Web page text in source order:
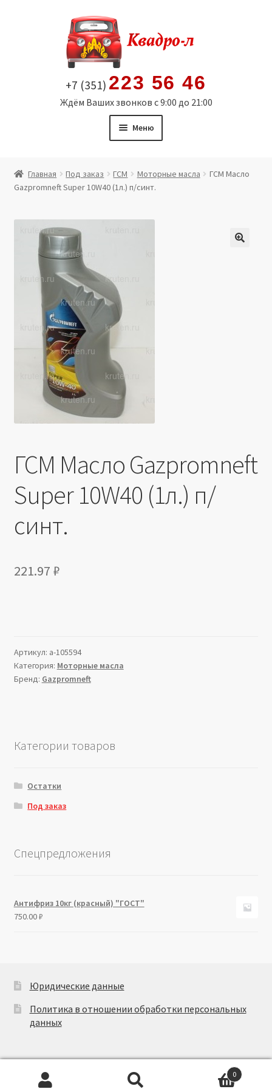
содержимому
+7 (351) 223 56 46
Ждём Ваших звонков с 9:00 до 21:00
Меню
Витрина
Мой аккаунт
Политика в отношении обработки персональных
данных
Производители
Юридические данные
Главная Под заказ ГСМ Моторные масла
ГСМ Масло
Gazpromneft Super 10W40 (1л.) п/синт.
ГСМ Масло Gazpromneft
Super 10W40 (1л.) п/
синт.
221.97 ₽
Артикул: a-105594
Категория: Моторные масла
Бренд: Gazpromneft
Категории товаров
Остатки
Под заказ
Спецпредложения
Антифриз 10кг (красный) "ГОСТ"
750.00₽
Юридические данные
Политика в отношении обработки персональных
данных
0